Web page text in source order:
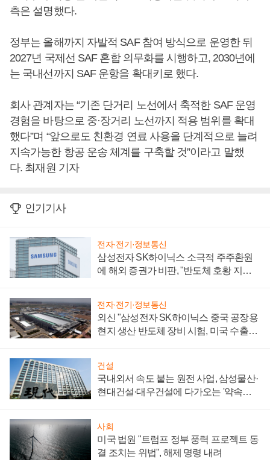
측은 설명했다.
정부는 올해까지 자발적 SAF 참여 방식으로 운영한 뒤
2027년 국제선 SAF 혼합 의무화를 시행하고, 2030년에
는 국내선까지 SAF 운항을 확대키로 했다.
회사 관계자는 “기존 단거리 노선에서 축적한 SAF 운영
경험을 바탕으로 중·장거리 노선까지 적용 범위를 확대
했다”며 “앞으로도 친환경 연료 사용을 단계적으로 늘려
지속가능한 항공 운송 체계를 구축할 것”이라고 말했
다. 최재원 기자
인기기사
전자·전기·정보통신
삼성전자 SK하이닉스 소극적 주주환원
에 해외 증권가 비판, "반도체 호황 지속
전자·전기·정보통신
외신 "삼성전자 SK하이닉스 중국 공장용
현지 생산 반도체 장비 시험, 미국 수출통
건설
국내외서 속도 붙는 원전 사업, 삼성물산·
현대건설·대우건설에 다가오는 '약속의
사회
미국 법원 "트럼프 정부 풍력 프로젝트 동
결 조치는 위법", 해제 명령 내려